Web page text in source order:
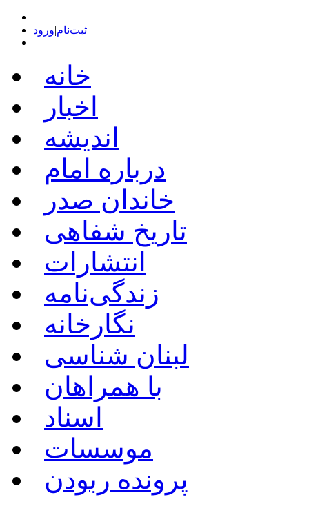
ثبت‌نام|ورود
خانه
اخبار
اندیشه
درباره امام
خاندان صدر
تاریخ شفاهی
انتشارات
زندگی‌نامه
نگارخانه
لبنان شناسی
با همراهان
اسناد
موسسات
پرونده ربودن